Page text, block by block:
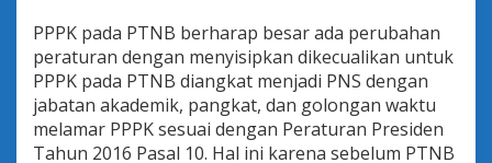
PPPK pada PTNB berharap besar ada perubahan
peraturan dengan menyisipkan dikecualikan untuk
PPPK pada PTNB diangkat menjadi PNS dengan
jabatan akademik, pangkat, dan golongan waktu
melamar PPPK sesuai dengan Peraturan Presiden
Tahun 2016 Pasal 10. Hal ini karena sebelum PTNB